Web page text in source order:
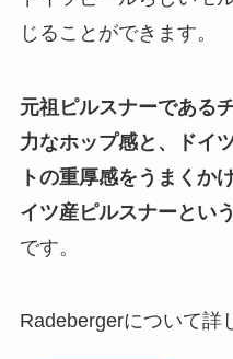
じることができます。
元祖ピルスナーである
力なホップ感と、ドイ
トの重厚感をうまくか
イツ産ピルスナーとい
です。
Radebergerについて詳